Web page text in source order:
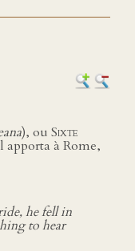
), ou Sixte
apporta à Rome,
he fell in
to hear